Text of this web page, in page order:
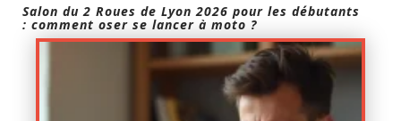
Salon du 2 Roues de Lyon 2026 pour les débutants
: comment oser se lancer à moto ?